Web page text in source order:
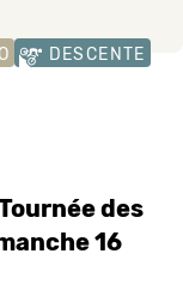
DESCENTE
des
16